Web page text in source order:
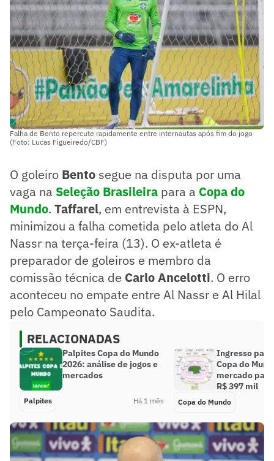
Falha de Bento repercute rapidamente entre internautas após fim do jogo
(Foto: Lucas Figueiredo/CBF)
O goleiro Bento segue na disputa por uma
vaga na Seleção Brasileira para a Copa do
Mundo. Taffarel, em entrevista à ESPN,
minimizou a falha cometida pelo atleta do Al
Nassr na terça-feira (13). O ex-atleta é
preparador de goleiros e membro da
comissão técnica de Carlo Ancelotti. O erro
aconteceu no empate entre Al Nassr e Al Hilal
pelo Campeonato Saudita.
RELACIONADAS
Palpites Copa do Mundo
2026: análise de jogos e
mercados
Palpites Há 1 mês
Ingresso
Copa do
mercado
R$ 397 mil
Copa do Mundo